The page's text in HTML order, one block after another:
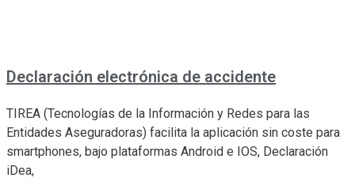
Declaración electrónica de accidente
TIREA (Tecnologías de la Información y Redes para las
Entidades Aseguradoras) facilita la aplicación sin coste para
smartphones, bajo plataformas Android e IOS, Declaración
iDea,